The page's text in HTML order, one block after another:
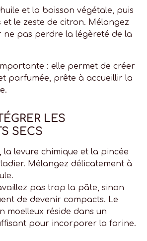
et la boisson végétale, puis
le zeste de citron. Mélangez
ne pas perdre la légèreté de la
: elle permet de créer
parfumée, prête à accueillir la
LES
SECS
la levure chimique et la pincée
Mélangez délicatement à
pas trop la pâte, sinon
de devenir compacts. Le
moelleux réside dans un
pour incorporer la farine.